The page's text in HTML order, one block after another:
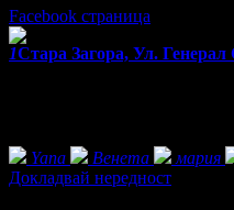
Facebook страница
1Стара Загора, Ул. Генерал
Yana Венета мария
Докладвай нередност